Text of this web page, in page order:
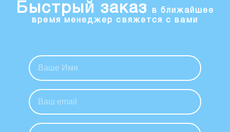
Быстрый заказ
в ближайшее
время менеджер свяжется с вами